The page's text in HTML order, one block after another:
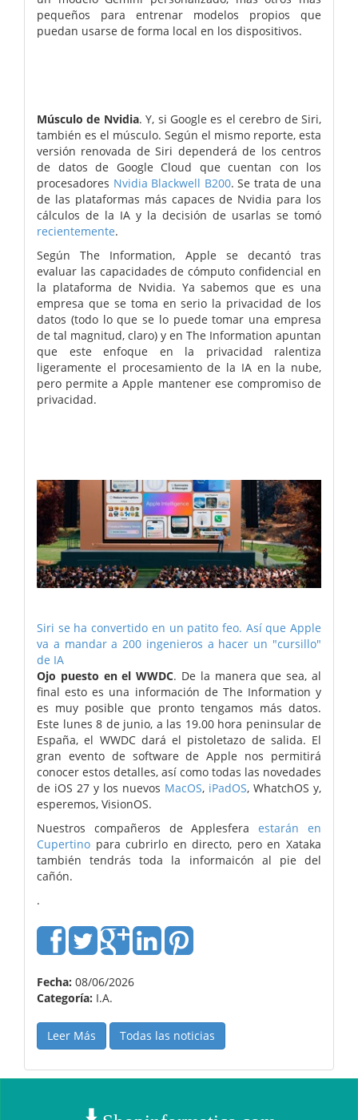
pequeños para entrenar modelos propios que
puedan usarse de forma local en los dispositivos.
Músculo de Nvidia. Y, si Google es el cerebro de Siri,
también es el músculo. Según el mismo reporte, esta
versión renovada de Siri dependerá de los centros
de datos de Google Cloud que cuentan con los
procesadores Nvidia Blackwell B200. Se trata de una
de las plataformas más capaces de Nvidia para los
cálculos de la IA y la decisión de usarlas se tomó
recientemente.
Según The Information, Apple se decantó tras
evaluar las capacidades de cómputo confidencial en
la plataforma de Nvidia. Ya sabemos que es una
empresa que se toma en serio la privacidad de los
datos (todo lo que se lo puede tomar una empresa
de tal magnitud, claro) y en The Information apuntan
que este enfoque en la privacidad ralentiza
ligeramente el procesamiento de la IA en la nube,
pero permite a Apple mantener ese compromiso de
privacidad.
Siri se ha convertido en un patito feo. Así que Apple
va a mandar a 200 ingenieros a hacer un "cursillo"
de IA
Ojo puesto en el WWDC. De la manera que sea, al
final esto es una información de The Information y
es muy posible que pronto tengamos más datos.
Este lunes 8 de junio, a las 19.00 hora peninsular de
España, el WWDC dará el pistoletazo de salida. El
gran evento de software de Apple nos permitirá
conocer estos detalles, así como todas las novedades
de iOS 27 y los nuevos MacOS, iPadOS, WhatchOS y,
esperemos, VisionOS.
Nuestros compañeros de Applesfera estarán en
Cupertino para cubrirlo en directo, pero en Xataka
también tendrás toda la informaicón al pie del
cañón.
.
Fecha: 08/06/2026
Categoría: I.A.
Leer Más Todas las noticias